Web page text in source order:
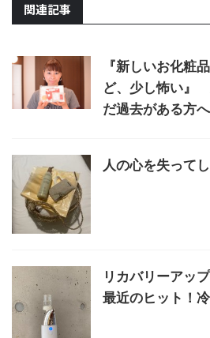
関連記事
『新しいお化粧
ど、少し怖い』
だ過去がある方
人の心を失って
リカバリーアッ
最近のヒット！